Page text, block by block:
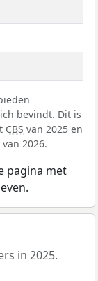
bevindt. Dit is
CBS van 2025 en
2026.
pagina met
in 2025.